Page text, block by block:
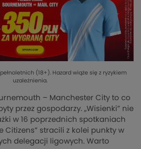
(18+). Hazard wiąże się z ryzykiem
uzależnienia.
– Manchester City to co
przez gospodarzy. „Wisienki” nie
w 16 poprzednich spotkaniach
Citizens” stracili z kolei punkty w
delegacji ligowych. Warto